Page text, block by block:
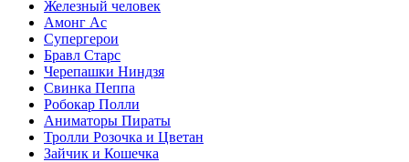
Железный человек
Амонг Ас
Супергерои
Бравл Старс
Черепашки Ниндзя
Свинка Пеппа
Робокар Полли
Аниматоры Пираты
Тролли Розочка и Цветан
Зайчик и Кошечка